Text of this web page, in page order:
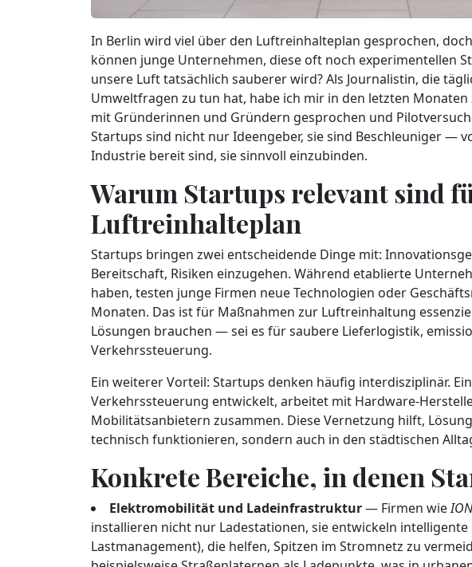
In Berlin wird viel über den Luftreinhalteplan gesprochen,
können junge Unternehmen, diese oft noch experimentellen
unsere Luft tatsächlich sauberer wird? Als Journalistin, die
Umweltfragen zu tun hat, habe ich mir in den letzten
mit Gründerinnen und Gründern gesprochen und
Startups sind nicht nur Ideengeber, sie sind Beschleuniger —
Industrie bereit sind, sie sinnvoll einzubinden.
Warum Startups relevant sind
Luftreinhalteplan
Startups bringen zwei entscheidende Dinge mit:
Bereitschaft, Risiken einzugehen. Während etablierte
haben, testen junge Firmen neue Technologien oder
Monaten. Das ist für Maßnahmen zur Luftreinhaltung
Lösungen brauchen — sei es für saubere Lieferlogistik,
Verkehrssteuerung.
Ein weiterer Vorteil: Startups denken häufig interdisziplinär.
Verkehrssteuerung entwickelt, arbeitet mit Hardware-
Mobilitätsanbietern zusammen. Diese Vernetzung hilft,
technisch funktionieren, sondern auch in den städtischen
Konkrete Bereiche, in denen
Elektromobilität und Ladeinfrastruktur— Firmen wie
installieren nicht nur Ladestationen, sie entwickeln intelligente
Lastmanagement), die helfen, Spitzen im Stromnetz zu